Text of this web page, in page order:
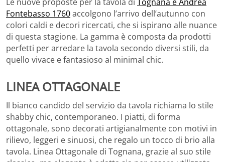
Fontebasso 1760accolgono l’arrivo dell’autunno con
colori caldi e decori ricercati, che si ispirano alle nuance
di questa stagione. La gamma è composta da prodotti
perfetti per arredare la tavola secondo diversi stili, da
quello vivace e fantasioso al minimal chic.
LINEA OTTAGONALE
Il bianco candido del servizio da tavola richiama lo stile
shabby chic, contemporaneo. I piatti, di forma
ottagonale, sono decorati artigianalmente con motivi in
rilievo, leggeri e sinuosi, che regalo un tocco di brio alla
tavola. Linea Ottagonale di Tognana, grazie al suo stile